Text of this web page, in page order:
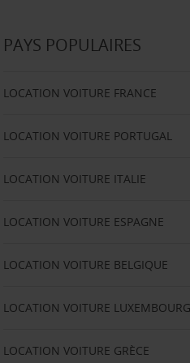
PAYS POPULAIRES
LOCATION VOITURE FRANCE
LOCATION VOITURE PORTUGAL
LOCATION VOITURE ITALIE
LOCATION VOITURE ESPAGNE
LOCATION VOITURE BELGIQUE
LOCATION VOITURE LUXEMBOURG
LOCATION VOITURE GRÈCE